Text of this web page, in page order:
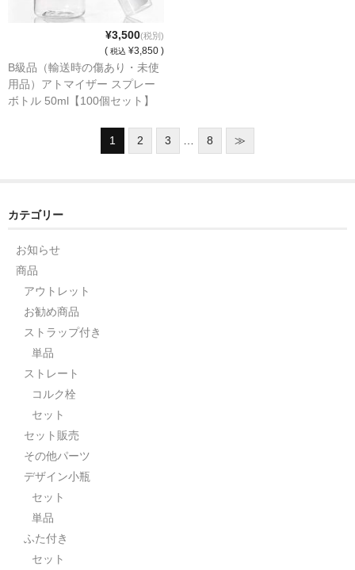
¥3,500(税別)
( 税込 ¥3,850 )
B級品（輸送時の傷あり・未使
用品）アトマイザー スプレー
ボトル 50ml【100個セット】
酸水 対応 スプレー 霧吹き ア
1 2 3 8 ≫
カテゴリー
お知らせ
商品
アウトレット
お勧め商品
ストラップ付き
単品
ストレート
コルク栓
セット
セット販売
その他パーツ
デザイン小瓶
セット
単品
ふた付き
セット